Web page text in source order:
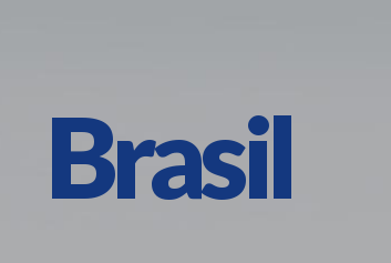
Brasil